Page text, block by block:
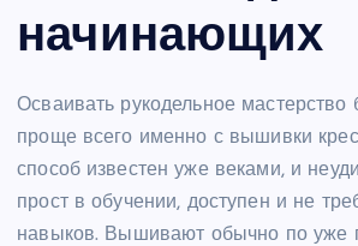
начинающих
Осваивать рукодельное мастерство
проще всего именно с вышивки
способ известен уже веками, и
прост в обучении, доступен и не
навыков. Вышивают обычно по уже